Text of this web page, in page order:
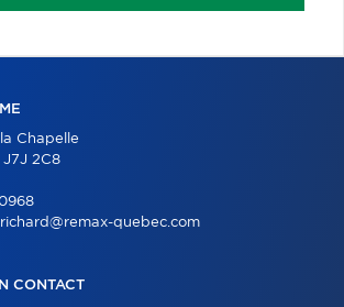
Chapelle
J7J 2C8
quebec.com
CONTACT